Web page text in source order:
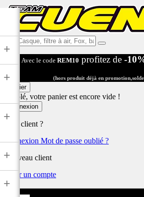
Ex:
Casque,
filtre
air,
Fox,
...
Avec le code REM10 profitez de -
(hors produit déjà en
Panier
Désolé, votre panier est encore vide !
Connexion
Déjà client ?
Connexion Mot de passe oublié ?
Nouveau client
Créer un compte
+
+
+
+
+